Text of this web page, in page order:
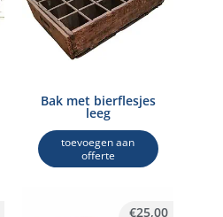
Bak met bierflesjes
leeg
toevoegen aan
offerte
€25,00